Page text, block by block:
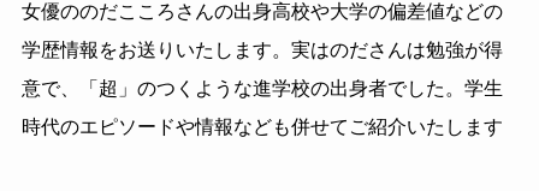
女優ののだこころさんの出身高校や大学の偏差値などの
学歴情報をお送りいたします。実はのださんは勉強が得
意で、「超」のつくような進学校の出身者でした。学生
時代のエピソードや情報なども併せてご紹介いたします